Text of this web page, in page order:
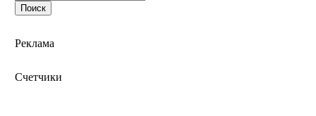
Реклама
Счетчики